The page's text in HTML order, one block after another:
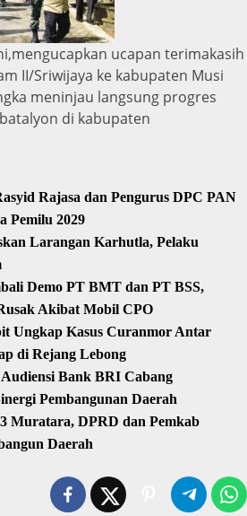
ucapan terimakasih
II/Sriwijaya ke kabupaten Musi
meninjau langsung progres
di kabupaten
Rajasa dan Pengurus DPC PAN
Pemilu 2029
Larangan Karhutla, Pelaku
Demo PT BMT dan PT BSS,
Akibat Mobil CPO
Ungkap Kasus Curanmor Antar
di Rejang Lebong
Bank BRI Cabang
Pembangunan Daerah
Muratara, DPRD dan Pemkab
Daerah